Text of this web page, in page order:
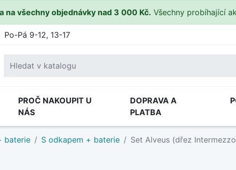
na všechny objednávky nad 3 000 Kč. Všechny probíhající
Po-Pá 9-12, 13-17
PROČ NAKOUPIT U
NÁS
DOPRAVA A
PLATBA
baterie S odkapem + baterie Set Alveus (dřez